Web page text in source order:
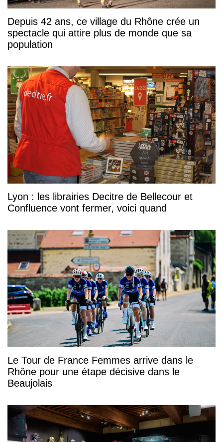
Depuis 42 ans, ce village du Rhône crée un
spectacle qui attire plus de monde que sa
population
Lyon : les librairies Decitre de Bellecour et
Confluence vont fermer, voici quand
Le Tour de France Femmes arrive dans le
Rhône pour une étape décisive dans le
Beaujolais